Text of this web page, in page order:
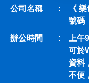
公司名稱 :
《
號碼
辦公時間
:
上
可於
資料
不便